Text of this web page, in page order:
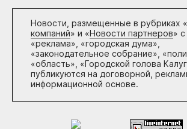
Новости, размещенные в рубриках «
компаний» и «Новости партнеров»
«реклама», «городская дума»,
«законодательное собрание»,
«область», «Городской голова
публикуются на договорной,
информационной основе.